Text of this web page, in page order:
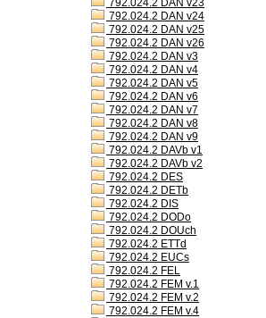
792.024.2 DAN v23
792.024.2 DAN v24
792.024.2 DAN v25
792.024.2 DAN v26
792.024.2 DAN v3
792.024.2 DAN v4
792.024.2 DAN v5
792.024.2 DAN v6
792.024.2 DAN v7
792.024.2 DAN v8
792.024.2 DAN v9
792.024.2 DAVb v1
792.024.2 DAVb v2
792.024.2 DES
792.024.2 DETb
792.024.2 DIS
792.024.2 DODo
792.024.2 DOUch
792.024.2 ETTd
792.024.2 EUCs
792.024.2 FEL
792.024.2 FEM v.1
792.024.2 FEM v.2
792.024.2 FEM v.4